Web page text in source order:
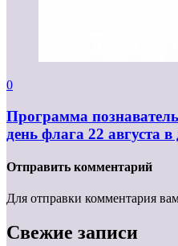
0
Программа
день флага 22 августа в
Отправить комментарий
Для отправки комментария
Свежие записи